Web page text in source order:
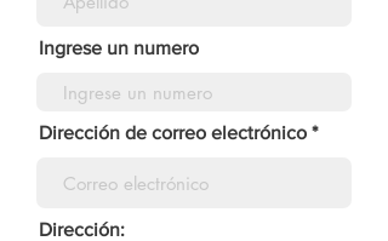
Ingrese un numero
Dirección de correo electrónico
Dirección: